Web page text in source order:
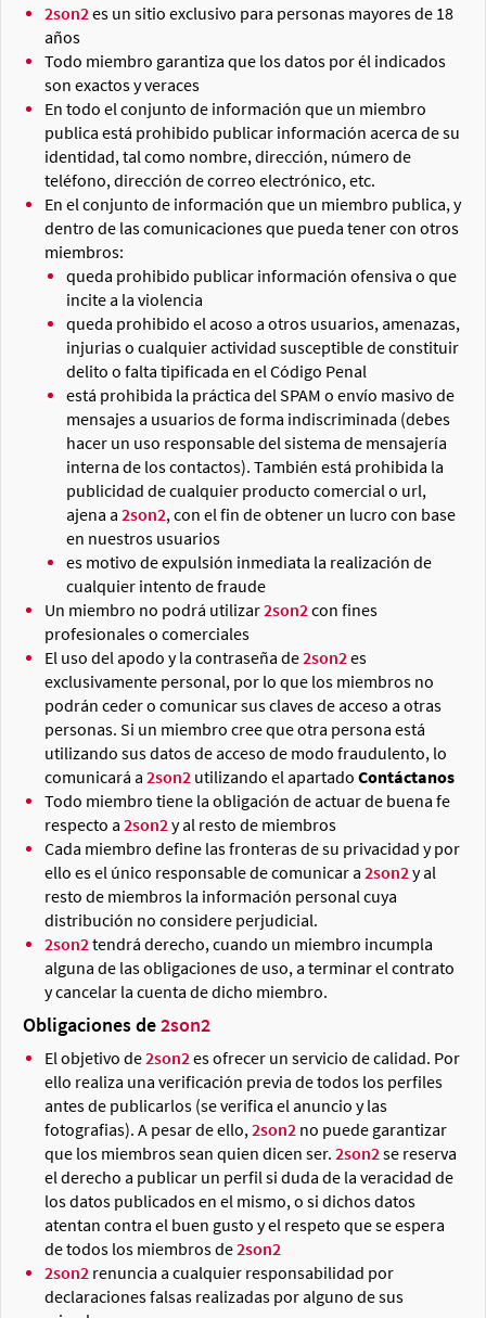
2son2 es un sitio exclusivo para personas mayores de 18
años
Todo miembro garantiza que los datos por él indicados
son exactos y veraces
En todo el conjunto de información que un miembro
publica está prohibido publicar información acerca de su
identidad, tal como nombre, dirección, número de
teléfono, dirección de correo electrónico, etc.
En el conjunto de información que un miembro publica, y
dentro de las comunicaciones que pueda tener con otros
miembros:
queda prohibido publicar información ofensiva o que
incite a la violencia
queda prohibido el acoso a otros usuarios, amenazas,
injurias o cualquier actividad susceptible de constituir
delito o falta tipificada en el Código Penal
está prohibida la práctica del SPAM o envío masivo de
mensajes a usuarios de forma indiscriminada (debes
hacer un uso responsable del sistema de mensajería
interna de los contactos). También está prohibida la
publicidad de cualquier producto comercial o url,
ajena a 2son2, con el fin de obtener un lucro con base
en nuestros usuarios
es motivo de expulsión inmediata la realización de
cualquier intento de fraude
Un miembro no podrá utilizar2son2 con fines
profesionales o comerciales
El uso del apodo y la contraseña de2son2 es
exclusivamente personal, por lo que los miembros no
podrán ceder o comunicar sus claves de acceso a otras
personas. Si un miembro cree que otra persona está
utilizando sus datos de acceso de modo fraudulento, lo
comunicará a 2son2 utilizando el apartado Contáctanos
Todo miembro tiene la obligación de actuar de buena fe
respecto a 2son2 y al resto de miembros
Cada miembro define las fronteras de su privacidad y por
ello es el único responsable de comunicar a 2son2 y al
resto de miembros la información personal cuya
distribución no considere perjudicial.
2son2 tendrá derecho, cuando un miembro incumpla
alguna de las obligaciones de uso, a terminar el contrato
y cancelar la cuenta de dicho miembro.
Obligaciones de2son2
El objetivo de2son2 es ofrecer un servicio de calidad. Por
ello realiza una verificación previa de todos los perfiles
antes de publicarlos (se verifica el anuncio y las
fotografias). A pesar de ello, 2son2 no puede garantizar
que los miembros sean quien dicen ser. 2son2 se reserva
el derecho a publicar un perfil si duda de la veracidad de
los datos publicados en el mismo, o si dichos datos
atentan contra el buen gusto y el respeto que se espera
de todos los miembros de2son2
2son2 renuncia a cualquier responsabilidad por
declaraciones falsas realizadas por alguno de sus